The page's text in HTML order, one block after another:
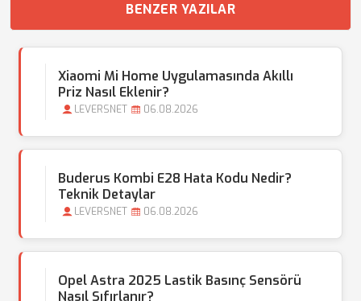
BENZER YAZILAR
Xiaomi Mi Home Uygulamasında Akıllı
Priz Nasıl Eklenir?
LEVERSNET 06.08.2026
Buderus Kombi E28 Hata Kodu Nedir?
Teknik Detaylar
LEVERSNET 06.08.2026
Opel Astra 2025 Lastik Basınç Sensörü
Nasıl Sıfırlanır?